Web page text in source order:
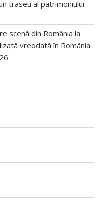
traseu al patrimoniului
scenă din România la
vreodată în România